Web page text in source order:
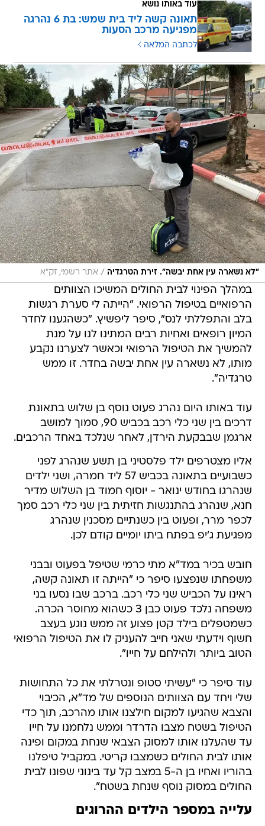
עוד באותו נושא
תאונה קשה ליד בית שמש: בת 6 נהרגה
מפגיעה מרכב הסעות
לכתבה המלאה
"לא נשארה עין אחת יבשה". זירת הטרגדיה / אתר רשמי, זק"א
במהלך הפינוי לבית החולים המשיכו הצוותים
הרפואיים בטיפול הרפואי. "הייתה לי סערת רגשות
בלב והתפללתי לנס", סיפר ליפשיץ. "כשהגענו לחדר
המיון רופאים ואחיות רבים המתינו לנו על מנת
להמשיך את הטיפול הרפואי וכאשר לצערנו נקבע
מותו, לא נשארה עין אחת יבשה בחדר. זו ממש
טרגדיה".
עוד באותו היום נהרג פעוט נוסף בן שלוש בתאונת
דרכים בין שני כלי רכב בכביש 90, סמוך למושב
ארגמן שבבקעת הירדן, לאחר שנלכד באחד הרכבים.
אליו מצטרפים ילד פלסטיני בן תשע שנהרג לפני
כשבועיים בתאונה בכביש 57 ליד חמרה, ושני ילדים
שנהרגו בחודש ינואר - יוסוף חמוד בן השלוש מדיר
חנא, שנהרג בהתנגשות חזיתית בין שני כלי רכב סמך
לכפר מרר, ופעוט בין כשנתיים מסכנין שנהרג
מפגיעת ג'יפ בפתח ביתו יומיים קודם לכן.
חובש בכיר במד"א מתי כרמי שטיפל בפעוט ובבני
משפחתו שנפצעו סיפר כי "הייתה זו תאונה קשה,
ראינו על הכביש שני כלי רכב. ברכב שבו נסעו בני
משפחה נלכד פעוט כבן 3 כשהוא מחוסר הכרה.
כשמטפלים בילד קטן פצוע זה ממש נוגע בעצב
חשוף וידעתי שאני חייב להעניק לו את הטיפול הרפואי
הטוב ביותר ולהילחם על חייו".
עוד סיפר כי "עשיתי סטופ ונטרלתי את כל התחושות
שלי ויחד עם הצוותים הנוספים של מד"א, הכיבוי
והצבא שהגיעו למקום חילצנו אותו מהרכב, תוך כדי
הטיפול בשטח מצבו הדרדר וממש נלחמנו על חייו
עד שהעלנו אותו למסוק הצבאי שנחת במקום ופינה
אותו לבית החולים כשמצבו קריטי. במקביל טיפלנו
בהוריו ואחיו בן ה-5 במצב קל עד בינוני שפונו לבית
החולים במסוק נוסף שנחת בשטח".
עלייה במספר הילדים ההרוגים